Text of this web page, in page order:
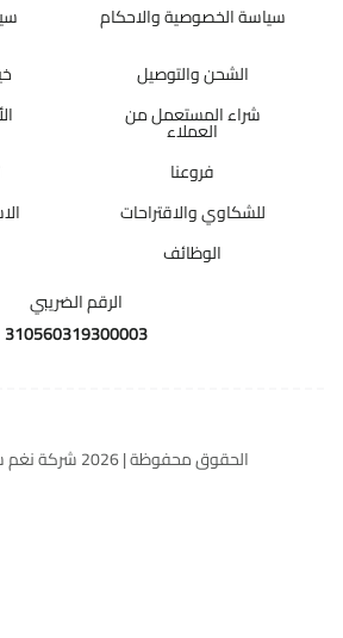
سياسة الخصوصية والاحكام
الشحن والتوصيل
شراء المستعمل من
العملاء
فروعنا
للشكاوي والاقتراحات
الوظائف
الرقم الضريبي
310560319300003
الحقوق محفوظة | 2026 شركة نغم